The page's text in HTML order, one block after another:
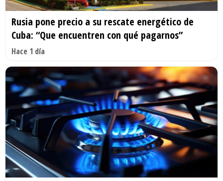
Rusia pone precio a su rescate energético de
Cuba: “Que encuentren con qué pagarnos”
Hace 1 día